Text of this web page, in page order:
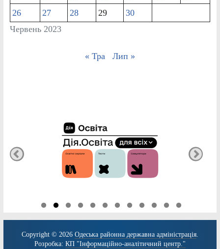
Червень 2023
26
27 28 29 30
« Тра Лип »
Copyright © 2026 Одеська районна державна адміністрація.
Розробка: КП "Інформаційно-аналітичний центр."